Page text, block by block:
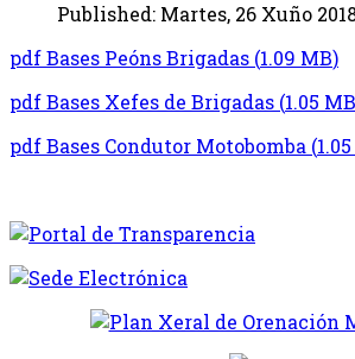
Published: Martes, 26 Xuño
pdfBases Peóns Brigadas (1.09 MB)
pdfBases Xefes de Brigadas (1.05 MB
pdfBases Condutor Motobomba (